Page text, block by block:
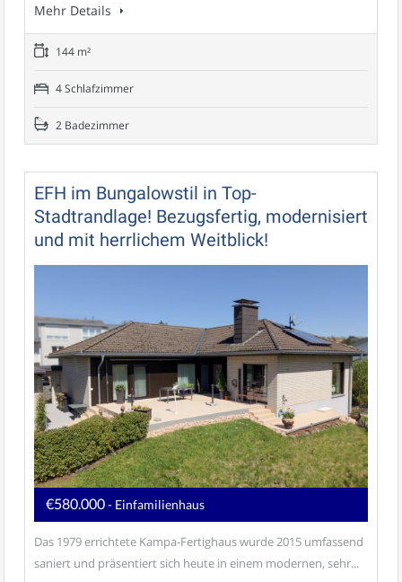
Mehr Details
144 m²
4 Schlafzimmer
2 Badezimmer
EFH im Bungalowstil in Top-
Stadtrandlage! Bezugsfertig, modernisiert
und mit herrlichem Weitblick!
€580.000- Einfamilienhaus
Das 1979 errichtete Kampa-Fertighaus wurde 2015 umfassend
saniert und präsentiert sich heute in einem modernen, sehr...